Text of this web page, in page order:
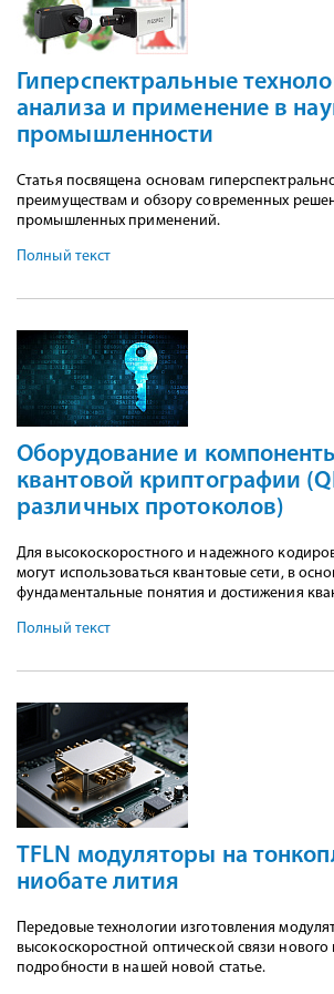
Гиперспектральные
анализа и применение в
промышленности
Статья посвящена основам
преимуществам и обзору современных
промышленных применений.
Полный текст
Оборудование и
квантовой криптографии
различных протоколов)
Для высокоскоростного и надежного
могут использоваться квантовые сети, в
фундаментальные понятия и достижения
Полный текст
TFLN модуляторы на
ниобате лития
Передовые технологии изготовления
высокоскоростной оптической связи
подробности в нашей новой статье.